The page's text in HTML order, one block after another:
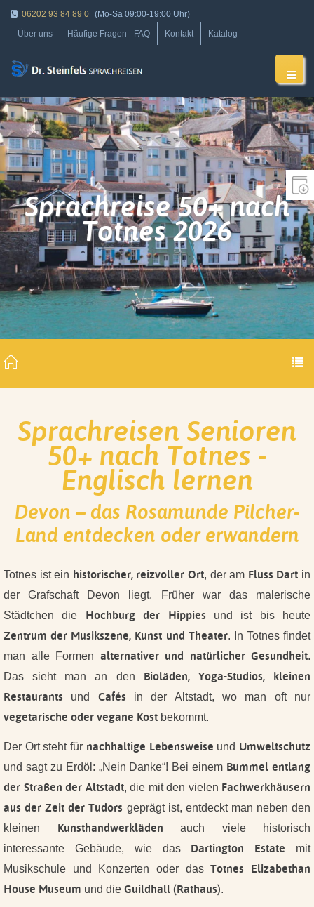
06202 93 84 89 0 (Mo-Sa 09:00-19:00 Uhr)
Über uns
Häufige Fragen - FAQ Kontakt Katalog
Sprachreise 50+ nach
Totnes 2026
Sprachreisen Senioren
50+ nach Totnes -
Englisch lernen
Devon – das Rosamunde Pilcher-
Land entdecken oder erwandern
Totnes ist ein historischer, reizvoller Ort, der am Fluss Dart in
der Grafschaft Devon liegt. Früher war das malerische
Städtchen die Hochburg der Hippies und ist bis heute
Zentrum der Musikszene, Kunst und Theater. In Totnes findet
man alle Formen alternativer und natürlicher Gesundheit.
Das sieht man an den Bioläden, Yoga-Studios, kleinen
Restaurants und Cafés in der Altstadt, wo man oft nur
vegetarische oder vegane Kost bekommt.
Der Ort steht für nachhaltige Lebensweise und Umweltschutz
und sagt zu Erdöl: „Nein Danke“! Bei einem Bummel entlang
der Straßen der Altstadt, die mit den vielen Fachwerkhäusern
aus der Zeit der Tudors geprägt ist, entdeckt man neben den
kleinen Kunsthandwerkläden auch viele historisch
interessante Gebäude, wie das Dartington Estate mit
Musikschule und Konzerten oder dasTotnes Elizabethan
House Museum und die Guildhall (Rathaus).